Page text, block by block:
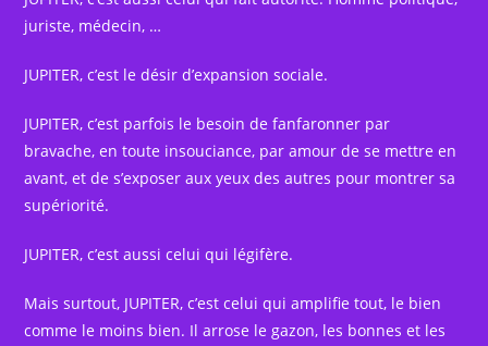
juriste, médecin, …
JUPITER, c’est le désir d’expansion sociale.
JUPITER, c’est parfois le besoin de fanfaronner par
bravache, en toute insouciance, par amour de se mettre en
avant, et de s’exposer aux yeux des autres pour montrer sa
supériorité.
JUPITER, c’est aussi celui qui légifère.
Mais surtout, JUPITER, c’est celui qui amplifie tout, le bien
comme le moins bien. Il arrose le gazon, les bonnes et les